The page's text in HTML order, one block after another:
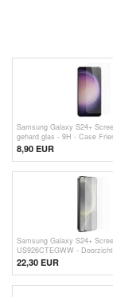
Samsung Galaxy S24+
gehard glas - 9H - Case
8,90 EUR
Samsung Galaxy S24+
US926CTEGWW -
22,30 EUR